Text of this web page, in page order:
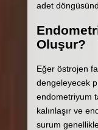
adet
Oluşur?
Eğer östrojen
dengeleyecek
endometriyum
kalınlaşır ve
surum